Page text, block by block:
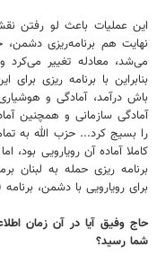
این عملیات باعث لو رفتن
نهایت هم برنامه‌ریزی دشمن،
می‌شد، معادله تغییر
بنابراین با برنامه ریزی
باش درآمد، آمادگی و
آمادگی سازمانی و همچنین
را بسیج کرد... حزب الله به
کاملا آماده آن رویارویی بود،
برنامه ریزی حمله به لبنان
برای رویارویی با دشمن،
شما رسید؟